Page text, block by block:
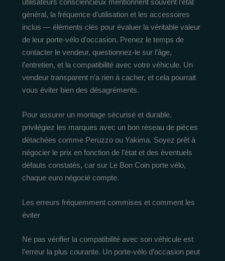
utilisateurs consciencieux mentionnent souvent l’état
général, la fréquence d’utilisation et les accessoires
inclus — éléments clés pour évaluer la véritable valeur
de leur porte-vélo d’occasion. Prenez le temps de
contacter le vendeur, questionnez-le sur l’âge,
l’entretien, et la compatibilité avec votre véhicule. Un
vendeur transparent n’a rien à cacher, et cela pourrait
vous éviter bien des désagréments.
Pour assurer un montage sécurisé et durable,
privilégiez les marques avec un bon réseau de pièces
détachées comme Peruzzo ou Yakima. Soyez prêt à
négocier le prix en fonction de l’état et des éventuels
défauts constatés, car sur Le Bon Coin porte vélo,
chaque euro négocié compte.
Les erreurs fréquemment commises et comment les
éviter
Ne pas vérifier la compatibilité avec son véhicule est
l’erreur la plus courante. Un porte-vélo d’occasion peut